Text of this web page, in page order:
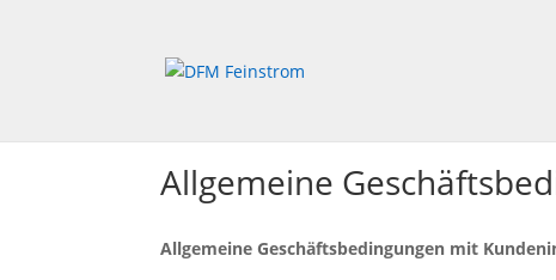
Allgemeine
Allgemeine Geschäftsbedingungen mit